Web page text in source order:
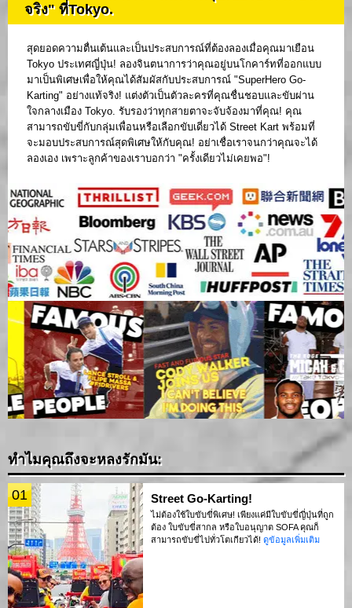
จริง" ที่Tokyo.
สุดยอดความตื่นเต้นและเป็นประสบการณ์ที่ต้องลองเมื่อคุณมาเยือน
Tokyo ประเทศญี่ปุ่น! ลองจินตนาการว่าคุณอยู่บนโกคาร์ทที่ออกแบบ
มาเป็นพิเศษเพื่อให้คุณได้สัมผัสกับประสบการณ์ "SuperHero Go-
Karting" อย่างแท้จริง! แต่งตัวเป็นตัวละครที่คุณชื่นชอบและขับผ่าน
ใจกลางเมือง Tokyo. รับรองว่าทุกสายตาจะจับจ้องมาที่คุณ! คุณ
สามารถขับขี่กับกลุ่มเพื่อนหรือเลือกขับเดี่ยวได้ Street Kart พร้อมที่
จะมอบประสบการณ์สุดพิเศษให้กับคุณ! อย่าเชื่อเราจนกว่าคุณจะได้
ลองเอง เพราะลูกค้าของเราบอกว่า "ครั้งเดียวไม่เคยพอ"!
ทำไมคุณถึงจะหลงรักมัน:
01 Street Go-Karting!
ไม่ต้องใช้ใบขับขี่พิเศษ! เพียงแค่มีใบขับขี่ญี่ปุ่นที่ถูก
ต้อง ใบขับขี่สากล หรือใบอนุญาต SOFA คุณก็
สามารถขับขี่ไปทั่วโตเกียวได้! ดูข้อมูลเพิ่มเติม